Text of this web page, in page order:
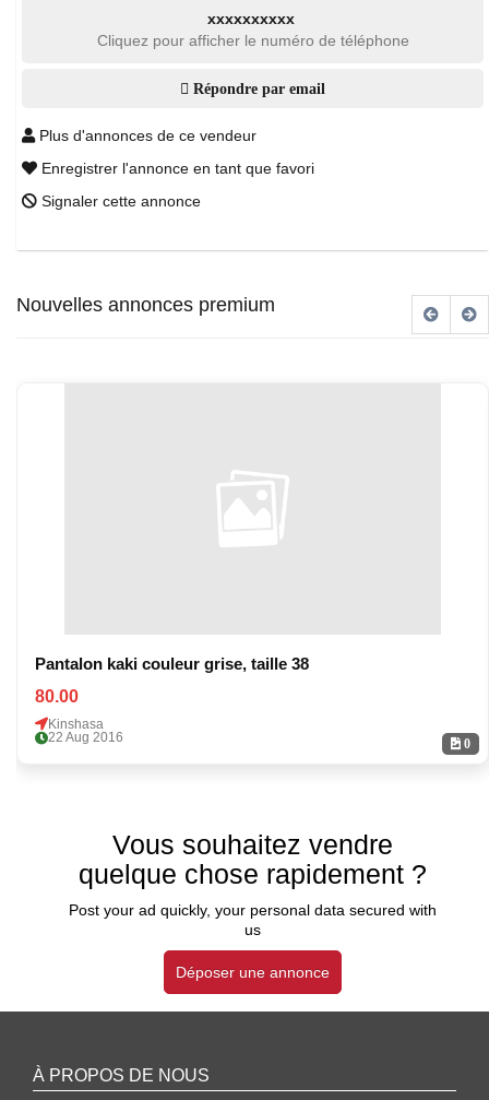
xxxxxxxxxx
Cliquez pour afficher le numéro de téléphone
Répondre par email
Plus d'annonces de ce vendeur
Enregistrer l'annonce en tant que favori
Signaler cette annonce
Nouvelles annonces premium
0
Pantalon kaki couleur grise, taille 38
80.00
Kinshasa
22 Aug 2016
Vous souhaitez vendre
quelque chose rapidement ?
Post your ad quickly, your personal data secured with
us
Déposer une annonce
À PROPOS DE NOUS